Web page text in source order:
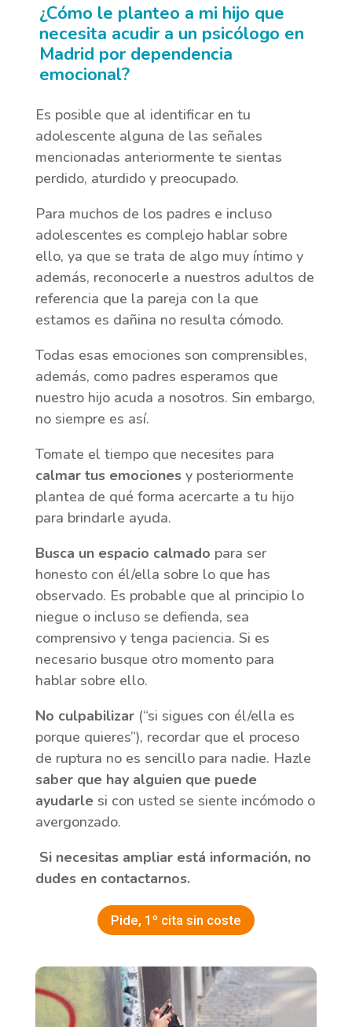
¿Cómo le planteo a mi hijo que
necesita acudir a un psicólogo en
Madrid por dependencia
emocional?
Es posible que al identificar en tu
adolescente alguna de las señales
mencionadas anteriormente te sientas
perdido, aturdido y preocupado.
Para muchos de los padres e incluso
adolescentes es complejo hablar sobre
ello, ya que se trata de algo muy íntimo y
además, reconocerle a nuestros adultos de
referencia que la pareja con la que
estamos es dañina no resulta cómodo.
Todas esas emociones son comprensibles,
además, como padres esperamos que
nuestro hijo acuda a nosotros. Sin embargo,
no siempre es así.
Tomate el tiempo que necesites para
calmar tus emociones y posteriormente
plantea de qué forma acercarte a tu hijo
para brindarle ayuda.
Busca un espacio calmado para ser
honesto con él/ella sobre lo que has
observado. Es probable que al principio lo
niegue o incluso se defienda, sea
comprensivo y tenga paciencia. Si es
necesario busque otro momento para
hablar sobre ello.
No culpabilizar(“si sigues con él/ella es
porque quieres”), recordar que el proceso
de ruptura no es sencillo para nadie. Hazle
saber que hay alguien que puede
ayudarlesi con usted se siente incómodo o
avergonzado.
Si necesitas ampliar está información, no
dudes en contactarnos.
Pide, 1º cita sin coste